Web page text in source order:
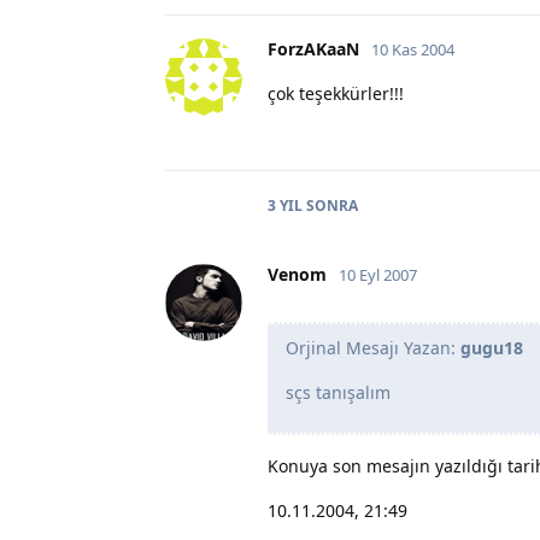
ForzAKaaN 10 Kas 2004
çok teşekkürler!!!
3 YILSONRA
Venom 10 Eyl 2007
Orjinal Mesajı Yazan: gugu18
sçs tanışalım
Konuya son mesajın yazıldığı
10.11.2004, 21:49